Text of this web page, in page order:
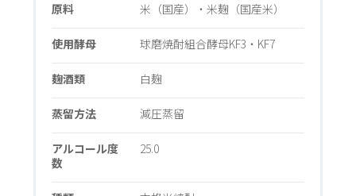
原料 米（国産）・米麹（国産米）
使用酵母 球磨焼酎組合酵母KF3・KF7
麹酒類 白麹
蒸留方法 減圧蒸留
アルコール度
数
25.0